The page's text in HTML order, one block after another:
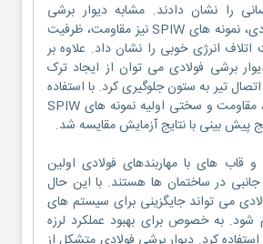
را نشان دادند. مشابه دیوار برشی
فولادی در قاب فولادی، نمونه های SPIW نیز مقاومت، ظرفیت
اتلاف انرژی خوبی را نشان داد. علاوه بر
برشی فولادی می توان از ایجاد ترک
تیر به ستون جلوگیری کرد. با استفاده
از خطی کردن مدل، مقاومت و سختی اولیه نمونه های SPIW
پیش بینی با نتایج آزمایش مقایسه شد.
و قاب های با مهاربندهای فولادی اولین
در ساختمان ها هستند. با این حال
می تواند جایگزینی برای سیستم های
شود. به خصوص برای بهبود عملکرد لرزه